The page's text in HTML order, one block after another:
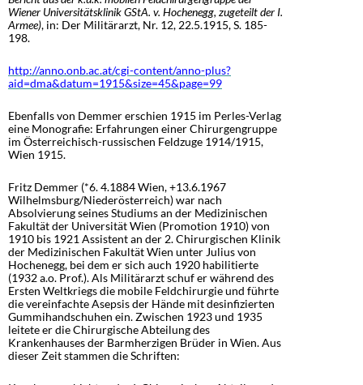
Wiener Universitätsklinik GStA. v. Hochenegg, zugeteilt der I.
Armee), in: Der Militärarzt, Nr. 12, 22.5.1915, S. 185-
198.
http://anno.onb.ac.at/cgi-content/anno-plus?
aid=dma&datum=1915&size=45&page=99
Ebenfalls von Demmer erschien 1915 im Perles-Verlag
eine Monografie: Erfahrungen einer Chirurgengruppe
im Österreichisch-russischen Feldzuge 1914/1915,
Wien 1915.
Fritz Demmer (*6. 4.1884 Wien, +13.6.1967
Wilhelmsburg/Niederösterreich) war nach
Absolvierung seines Studiums an der Medizinischen
Fakultät der Universität Wien (Promotion 1910) von
1910 bis 1921 Assistent an der 2. Chirurgischen Klinik
der Medizinischen Fakultät Wien unter Julius von
Hochenegg, bei dem er sich auch 1920 habilitierte
(1932 a.o. Prof.). Als Militärarzt schuf er während des
Ersten Weltkriegs die mobile Feldchirurgie und führte
die vereinfachte Asepsis der Hände mit desinfizierten
Gummihandschuhen ein. Zwischen 1923 und 1935
leitete er die Chirurgische Abteilung des
Krankenhauses der Barmherzigen Brüder in Wien. Aus
dieser Zeit stammen die Schriften: